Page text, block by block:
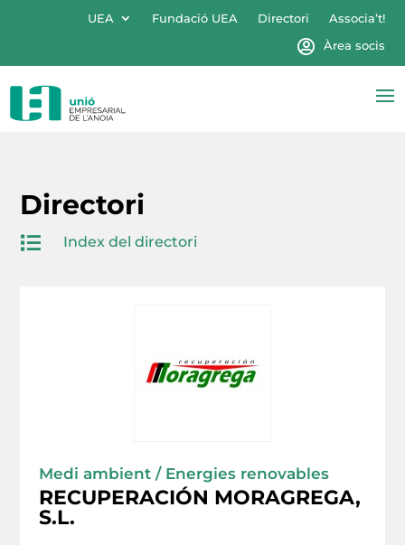
UEA Fundació UEA Directori
Associa’t!
Àrea socis
Directori
 Index del directori
Medi ambient / Energies renovables
RECUPERACIÓN MORAGREGA,
S.L.